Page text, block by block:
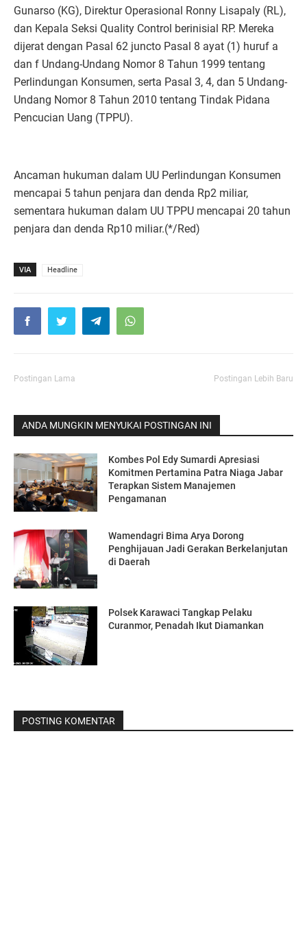
Gunarso (KG), Direktur Operasional Ronny Lisapaly (RL),
dan Kepala Seksi Quality Control berinisial RP. Mereka
dijerat dengan Pasal 62 juncto Pasal 8 ayat (1) huruf a
dan f Undang-Undang Nomor 8 Tahun 1999 tentang
Perlindungan Konsumen, serta Pasal 3, 4, dan 5 Undang-
Undang Nomor 8 Tahun 2010 tentang Tindak Pidana
Pencucian Uang (TPPU).
Ancaman hukuman dalam UU Perlindungan Konsumen
mencapai 5 tahun penjara dan denda Rp2 miliar,
sementara hukuman dalam UU TPPU mencapai 20 tahun
penjara dan denda Rp10 miliar.(*/Red)
VIA Headline
Postingan Lama Postingan Lebih Baru
ANDA MUNGKIN MENYUKAI POSTINGAN INI
Kombes Pol Edy Sumardi Apresiasi
Komitmen Pertamina Patra Niaga Jabar
Terapkan Sistem Manajemen
Pengamanan
Wamendagri Bima Arya Dorong
Penghijauan Jadi Gerakan Berkelanjutan
di Daerah
Polsek Karawaci Tangkap Pelaku
Curanmor, Penadah Ikut Diamankan
POSTING KOMENTAR